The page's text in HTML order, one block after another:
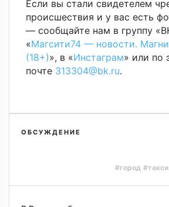
Если вы стали свидетелем
происшествия и у вас есть
— сообщайте нам в группу
«Магсити74 — новости.
(18+)», в «Инстаграм» или по
почте 313304@bk.ru.
ОБСУЖДЕНИЕ
#город #такси